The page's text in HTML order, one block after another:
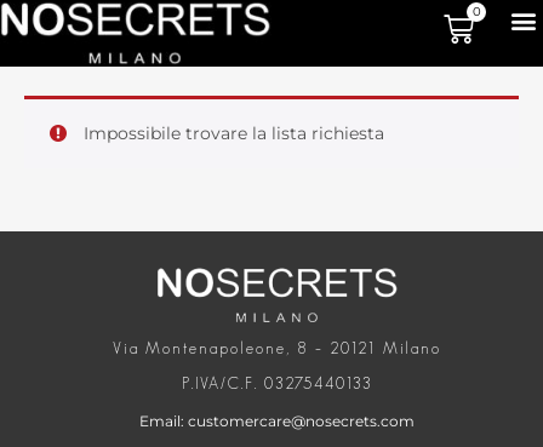
0
Impossibile trovare la lista richiesta
Via Montenapoleone, 8 – 20121 Milano
P.IVA/C.F. 03275440133
Email: customercare@nosecrets.com